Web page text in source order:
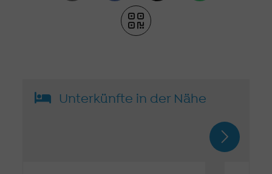
Unterkünfte in der Nähe